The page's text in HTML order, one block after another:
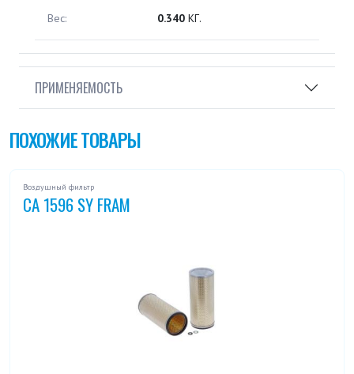
Вес: 0.340 КГ.
ПРИМЕНЯЕМОСТЬ
ПОХОЖИЕ ТОВАРЫ
Воздушный фильтр
CA 1596 SY FRAM